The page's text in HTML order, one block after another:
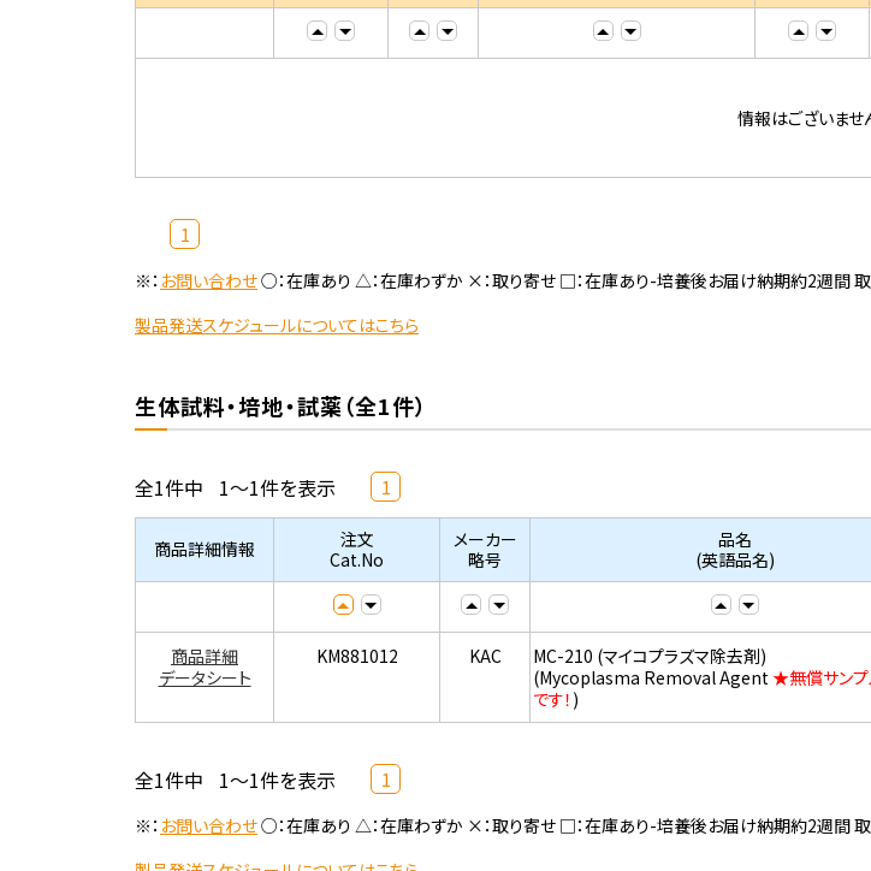
情報はございませ
1
※： お問い合わせ○：在庫あり △：在庫わずか ×：取り寄せ □：在庫あり-培養後お届け納期約2週間 取
製品発送スケジュールについてはこちら
生体試料・培地・試薬（全1件）
全1件中 1～1件を表示 1
商品詳細情報
注文
Cat.No
メーカー
略号
品名
(英語品名)
商品詳細
データシート
KM881012 KAC
MC-210 (マイコプラズマ除去剤)
(Mycoplasma Removal Agent★無償サン
です！ )
全1件中 1～1件を表示 1
※： お問い合わせ○：在庫あり △：在庫わずか ×：取り寄せ □：在庫あり-培養後お届け納期約2週間 取